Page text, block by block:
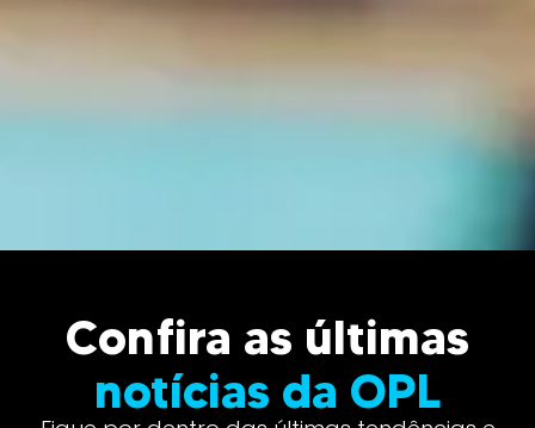
Confira as últimas
notícias da OPL